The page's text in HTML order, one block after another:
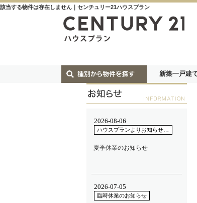
該当する物件は存在しません｜センチュリー21ハウスプラン
新築一戸建